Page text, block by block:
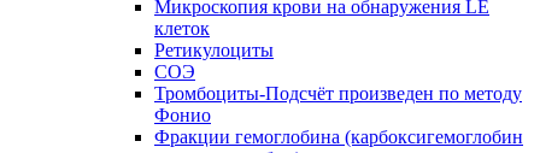
Микроскопия крови на обнаружения LE
клеток
Ретикулоциты
СОЭ
Тромбоциты-Подсчёт произведен по методу
Фонио
Фракции гемоглобина (карбоксигемоглобин